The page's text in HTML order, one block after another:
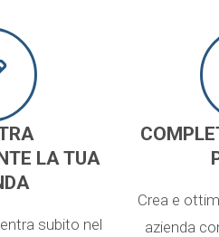
LA TUA
subito nel
Crea e
azienda